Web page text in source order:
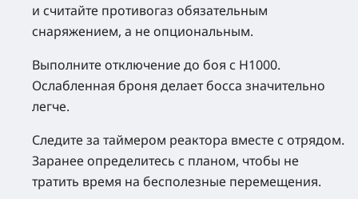
и считайте противогаз обязательным
снаряжением, а не опциональным.
Выполните отключение до боя с H1000.
Ослабленная броня делает босса значительно
легче.
Следите за таймером реактора вместе с отрядом.
Заранее определитесь с планом, чтобы не
тратить время на бесполезные перемещения.